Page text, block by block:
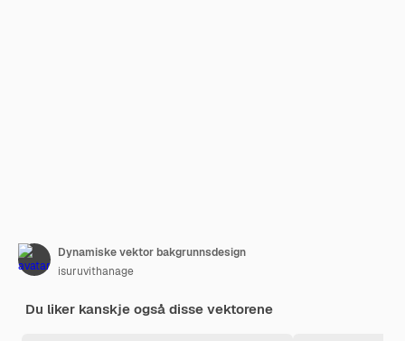
Dynamiske vektor bakgrunnsdesign
isuruvithanage
Du liker kanskje også disse vektorene